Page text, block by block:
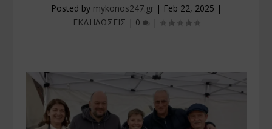
Posted by mykonos247.gr| Feb 22, 2025 |
ΕΚΔΗΛΩΣΕΙΣ | 0 |